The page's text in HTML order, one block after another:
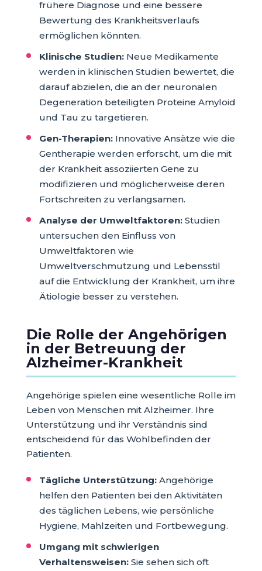
frühere Diagnose und eine bessere
Bewertung des Krankheitsverlaufs
ermöglichen könnten.
Klinische Studien:Neue Medikamente
werden in klinischen Studien bewertet, die
darauf abzielen, die an der neuronalen
Degeneration beteiligten Proteine Amyloid
und Tau zu targetieren.
Gen-Therapien:Innovative Ansätze wie die
Gentherapie werden erforscht, um die mit
der Krankheit assoziierten Gene zu
modifizieren und möglicherweise deren
Fortschreiten zu verlangsamen.
Analyse der Umweltfaktoren:Studien
untersuchen den Einfluss von
Umweltfaktoren wie
Umweltverschmutzung und Lebensstil
auf die Entwicklung der Krankheit, um ihre
Ätiologie besser zu verstehen.
Die Rolle der Angehörigen
in der Betreuung der
Alzheimer-Krankheit
Angehörige spielen eine wesentliche Rolle im
Leben von Menschen mit Alzheimer. Ihre
Unterstützung und ihr Verständnis sind
entscheidend für das Wohlbefinden der
Patienten.
Tägliche Unterstützung:Angehörige
helfen den Patienten bei den Aktivitäten
des täglichen Lebens, wie persönliche
Hygiene, Mahlzeiten und Fortbewegung.
Umgang mit schwierigen
Verhaltensweisen:Sie sehen sich oft